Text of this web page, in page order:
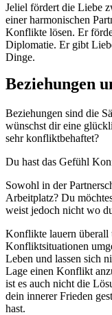
Jeliel fördert die Liebe
einer harmonischen
Konflikte lösen. Er
Diplomatie. Er gibt
Dinge.
Beziehungen
Beziehungen sind die
wünschst dir eine
sehr konfliktbehaftet?
Du hast das Gefühl
Sowohl in der
Arbeitplatz? Du
weist jedoch nicht wo
Konflikte lauern überall
Konfliktsituationen
Leben und lassen sich
Lage einen Konflikt
ist es auch nicht die
dein innerer Frieden
hast.